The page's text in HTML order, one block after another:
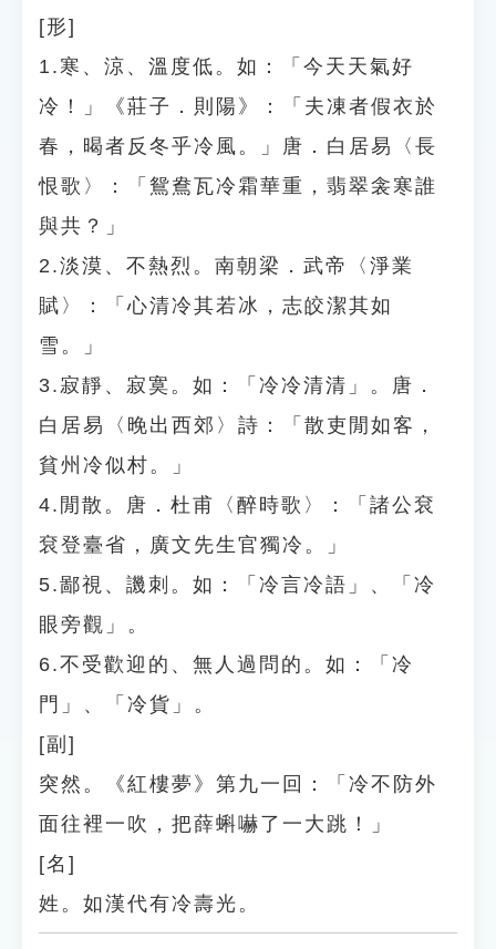
[形]
1.寒、涼、溫度低。如：「今天天氣好
冷！」《莊子．則陽》：「夫凍者假衣於
春，暍者反冬乎冷風。」唐．白居易〈長
恨歌〉：「鴛鴦瓦冷霜華重，翡翠衾寒誰
與共？」
2.淡漠、不熱烈。南朝梁．武帝〈淨業
賦〉：「心清冷其若冰，志皎潔其如
雪。」
3.寂靜、寂寞。如：「冷冷清清」。唐．
白居易〈晚出西郊〉詩：「散吏閒如客，
貧州冷似村。」
4.閒散。唐．杜甫〈醉時歌〉：「諸公袞
袞登臺省，廣文先生官獨冷。」
5.鄙視、譏刺。如：「冷言冷語」、「冷
眼旁觀」。
6.不受歡迎的、無人過問的。如：「冷
門」、「冷貨」。
[副]
突然。《紅樓夢》第九一回：「冷不防外
面往裡一吹，把薛蝌嚇了一大跳！」
[名]
姓。如漢代有冷壽光。